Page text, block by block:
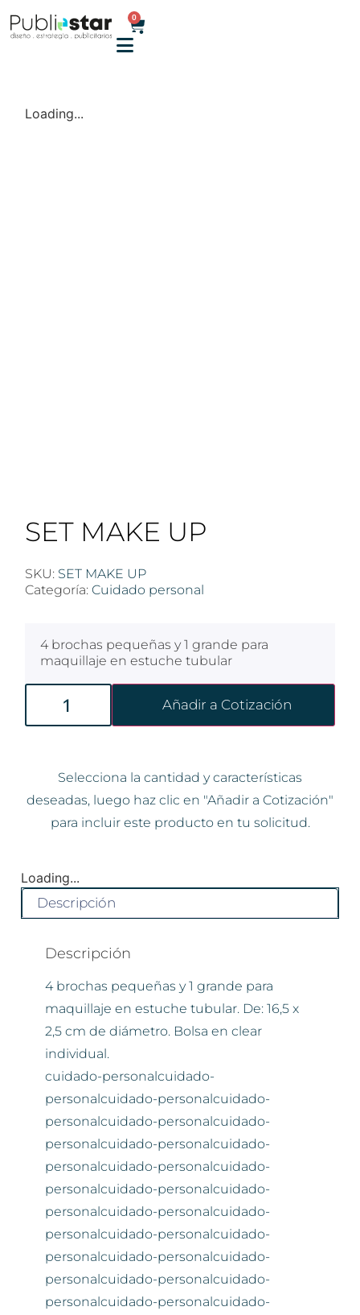
0
Loading...
SET MAKE UP
SKU: SET MAKE UP
Categoría: Cuidado personal
4 brochas pequeñas y 1 grande para
maquillaje en estuche tubular
Añadir a Cotización
Selecciona la cantidad y características
deseadas, luego haz clic en "Añadir a Cotización"
para incluir este producto en tu solicitud.
Loading...
Descripción
Descripción
4 brochas pequeñas y 1 grande para
maquillaje en estuche tubular. De: 16,5 x
2,5 cm de diámetro. Bolsa en clear
individual.
cuidado-personalcuidado-
personalcuidado-personalcuidado-
personalcuidado-personalcuidado-
personalcuidado-personalcuidado-
personalcuidado-personalcuidado-
personalcuidado-personalcuidado-
personalcuidado-personalcuidado-
personalcuidado-personalcuidado-
personalcuidado-personalcuidado-
personalcuidado-personalcuidado-
personalcuidado-personalcuidado-